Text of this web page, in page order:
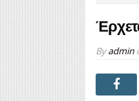
Byadmin